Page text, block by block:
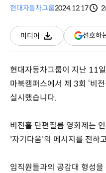
현대자동차그룹2024.12.17
미디어
다운로드
선호하
현대자동차그룹이 지난 11
마북캠퍼스에서 제 3회 ‘비
실시했습니다.
비전홀 단편필름 영화제는
'자기다움'의 메시지를 전하
임직원들과의 공감대 형성